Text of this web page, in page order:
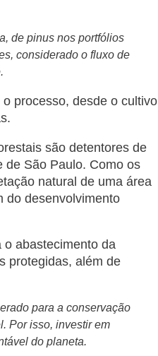
de pinus nos portfólios
considerado o fluxo de
processo, desde o cultivo
são detentores de
de São Paulo. Como os
natural de uma área
do desenvolvimento
o abastecimento da
protegidas, além de
para a conservação
Por isso, investir em
do planeta.